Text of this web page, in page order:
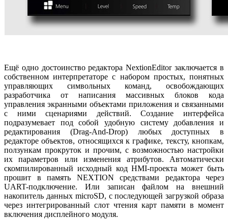
Ещё одно достоинство редактора NextionEditor заключается в
собственном интерпретаторе с набором простых, понятных
управляющих символьных команд, освобождающих
разработчика от написания массивных блоков кода
управления экранными объектами приложения и связанными
с ними сценариями действий. Создание интерфейса
подразумевает под собой удобную систему добавления и
редактирования (Drag-And-Drop) любых доступных в
редакторе объектов, относящихся к графике, тексту, кнопкам,
ползункам прокруток и прочим, с возможностью настройки
их параметров или изменения атрибутов. Автоматически
скомпилированный исходный код HMI-проекта может быть
прошит в память NEXTION средствами редактора через
UART-подключение. Или записан файлом на внешний
накопитель данных microSD, с последующей загрузкой образа
через интегрированный слот чтения карт памяти в момент
включения дисплейного модуля.